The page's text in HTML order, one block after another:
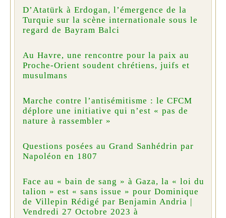
D’Atatürk à Erdogan, l’émergence de la
Turquie sur la scène internationale sous le
regard de Bayram Balci
Au Havre, une rencontre pour la paix au
Proche-Orient soudent chrétiens, juifs et
musulmans
Marche contre l’antisémitisme : le CFCM
déplore une initiative qui n’est « pas de
nature à rassembler »
Questions posées au Grand Sanhédrin par
Napoléon en 1807
Face au « bain de sang » à Gaza, la « loi du
talion » est « sans issue » pour Dominique
de Villepin Rédigé par Benjamin Andria |
Vendredi 27 Octobre 2023 à